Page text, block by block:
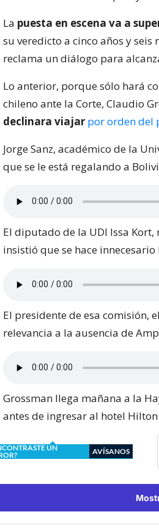
La puesta en escena va a
su veredicto a cinco años y
reclama un diálogo para
Lo anterior, porque sólo hará
chileno ante la Corte, Claudio
declinara viajar por orden del
Jorge Sanz, académico de la
que se le está regalando a
El diputado de la UDI Issa Kort,
insistió que se hace
El presidente de esa comisión,
relevancia a la ausencia de
Grossman llega mañana a la
antes de ingresar al hotel Hilton.
UN
AVÍSANOS